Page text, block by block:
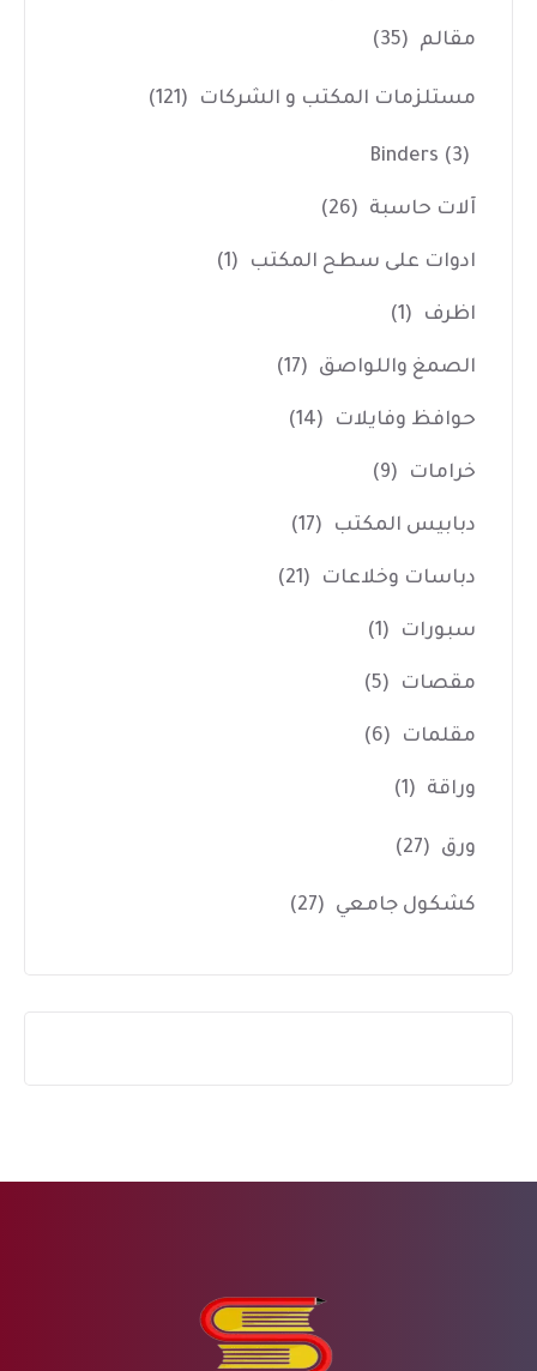
مقالم (35)
مستلزمات المكتب و الشركات (121)
Binders (3)
آلات حاسبة (26)
ادوات على سطح المكتب (1)
اظرف (1)
الصمغ واللواصق (17)
حوافظ وفايلات (14)
خرامات (9)
دبابيس المكتب (17)
دباسات وخلاعات (21)
سبورات (1)
مقصات (5)
مقلمات (6)
وراقة (1)
ورق (27)
كشكول جامعي (27)